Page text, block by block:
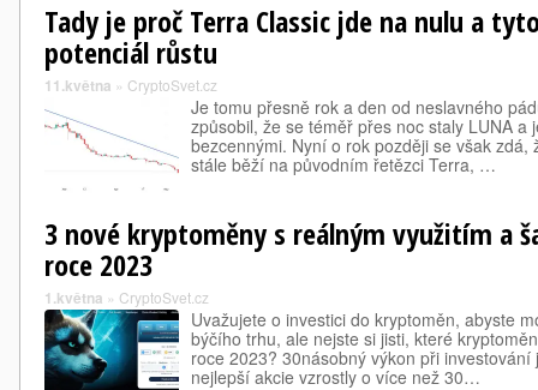
Tady je proč Terra Classic jde na nulu a
potenciál růstu
11.května » CryptoSvet.cz
Je tomu přesně rok a den od neslavného
způsobil, že se téměř přes noc staly LUNA a
bezcennými. Nyní o rok později se však zdá,
stále běží na původním řetězci Terra, …
3 nové kryptoměny s reálným využitím a
roce 2023
1.května » CryptoSvet.cz
Uvažujete o investici do kryptoměn, abyste
býčího trhu, ale nejste si jisti, které
roce 2023? 30násobný výkon při
nejlepší akcie vzrostly o více než 30…